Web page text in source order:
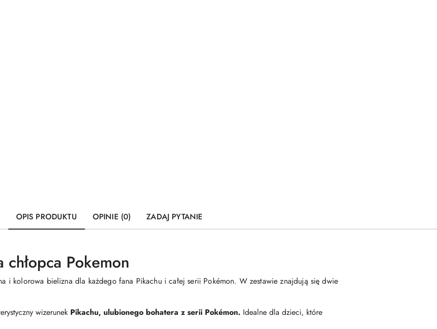
OPIS PRODUKTU OPINIE (0) ZADAJ PYTANIE
Pokemon
i kolorowa bielizna dla każdego fana Pikachu i całej serii Pokémon. W zestawie znajdują się dwie
wizerunek Pikachu, ulubionego bohatera z serii Pokémon. Idealne dla dzieci, które